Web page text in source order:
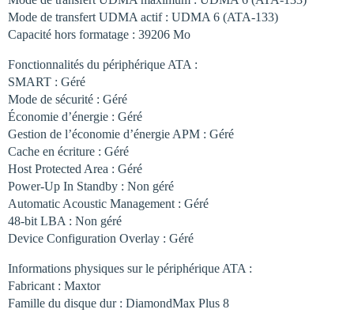
Mode de transfert UDMA actif : UDMA 6 (ATA-133)
Capacité hors formatage : 39206 Mo
Fonctionnalités du périphérique ATA :
SMART : Géré
Mode de sécurité : Géré
Économie d’énergie : Géré
Gestion de l’économie d’énergie APM : Géré
Cache en écriture : Géré
Host Protected Area : Géré
Power-Up In Standby : Non géré
Automatic Acoustic Management : Géré
48-bit LBA : Non géré
Device Configuration Overlay : Géré
Informations physiques sur le périphérique ATA :
Fabricant : Maxtor
Famille du disque dur : DiamondMax Plus 8